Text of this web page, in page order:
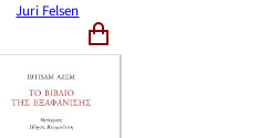
Juri Felsen